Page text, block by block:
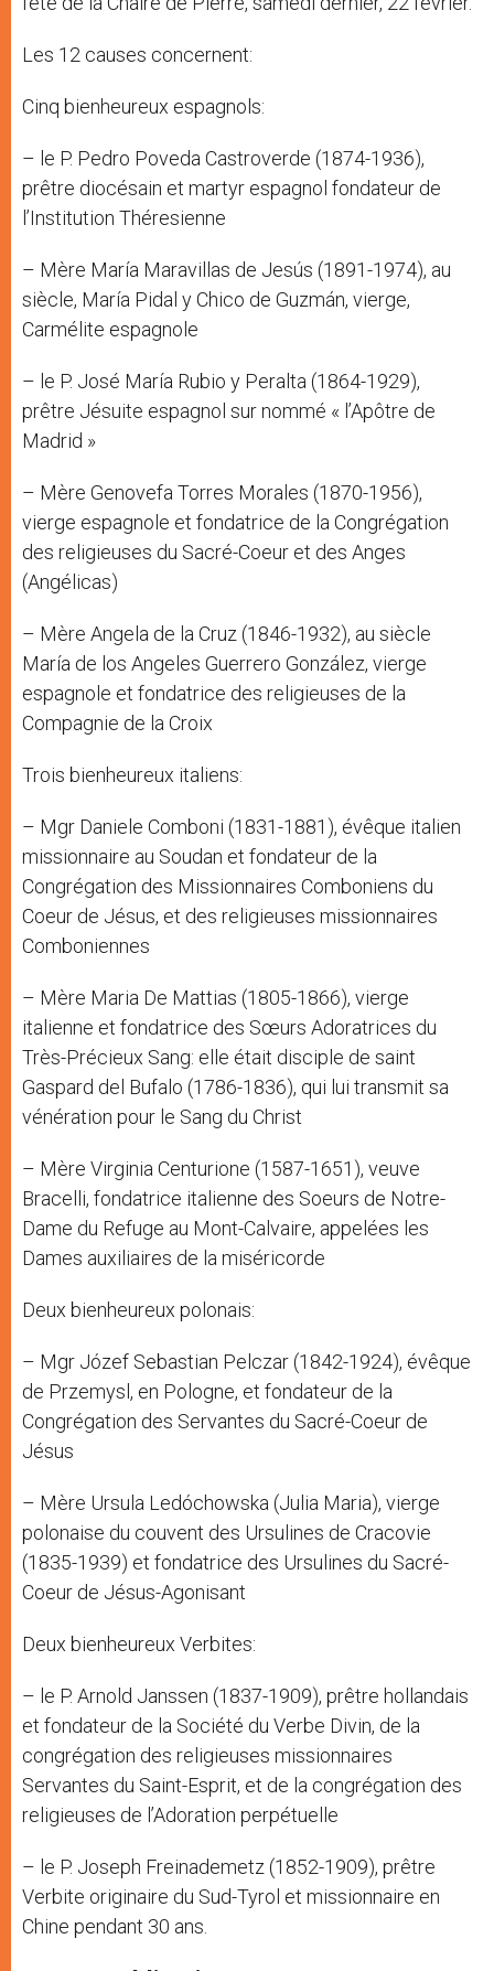
Les 12 causes concernent:
Cinq bienheureux espagnols:
– le P. Pedro Poveda Castroverde (1874-1936),
prêtre diocésain et martyr espagnol fondateur de
l’Institution Théresienne
– Mère María Maravillas de Jesús (1891-1974), au
siècle, María Pidal y Chico de Guzmán, vierge,
Carmélite espagnole
– le P. José María Rubio y Peralta (1864-1929),
prêtre Jésuite espagnol sur nommé « l’Apôtre de
Madrid »
– Mère Genovefa Torres Morales (1870-1956),
vierge espagnole et fondatrice de la Congrégation
des religieuses du Sacré-Coeur et des Anges
(Angélicas)
– Mère Angela de la Cruz (1846-1932), au siècle
María de los Angeles Guerrero González, vierge
espagnole et fondatrice des religieuses de la
Compagnie de la Croix
Trois bienheureux italiens:
– Mgr Daniele Comboni (1831-1881), évêque italien
missionnaire au Soudan et fondateur de la
Congrégation des Missionnaires Comboniens du
Coeur de Jésus, et des religieuses missionnaires
Comboniennes
– Mère Maria De Mattias (1805-1866), vierge
italienne et fondatrice des Sœurs Adoratrices du
Très-Précieux Sang: elle était disciple de saint
Gaspard del Bufalo (1786-1836), qui lui transmit sa
vénération pour le Sang du Christ
– Mère Virginia Centurione (1587-1651), veuve
Bracelli, fondatrice italienne des Soeurs de Notre-
Dame du Refuge au Mont-Calvaire, appelées les
Dames auxiliaires de la miséricorde
Deux bienheureux polonais:
– Mgr Józef Sebastian Pelczar (1842-1924), évêque
de Przemysl, en Pologne, et fondateur de la
Congrégation des Servantes du Sacré-Coeur de
Jésus
– Mère Ursula Ledóchowska (Julia Maria), vierge
polonaise du couvent des Ursulines de Cracovie
(1835-1939) et fondatrice des Ursulines du Sacré-
Coeur de Jésus-Agonisant
Deux bienheureux Verbites:
– le P. Arnold Janssen (1837-1909), prêtre hollandais
et fondateur de la Société du Verbe Divin, de la
congrégation des religieuses missionnaires
Servantes du Saint-Esprit, et de la congrégation des
religieuses de l’Adoration perpétuelle
– le P. Joseph Freinademetz (1852-1909), prêtre
Verbite originaire du Sud-Tyrol et missionnaire en
Chine pendant 30 ans.